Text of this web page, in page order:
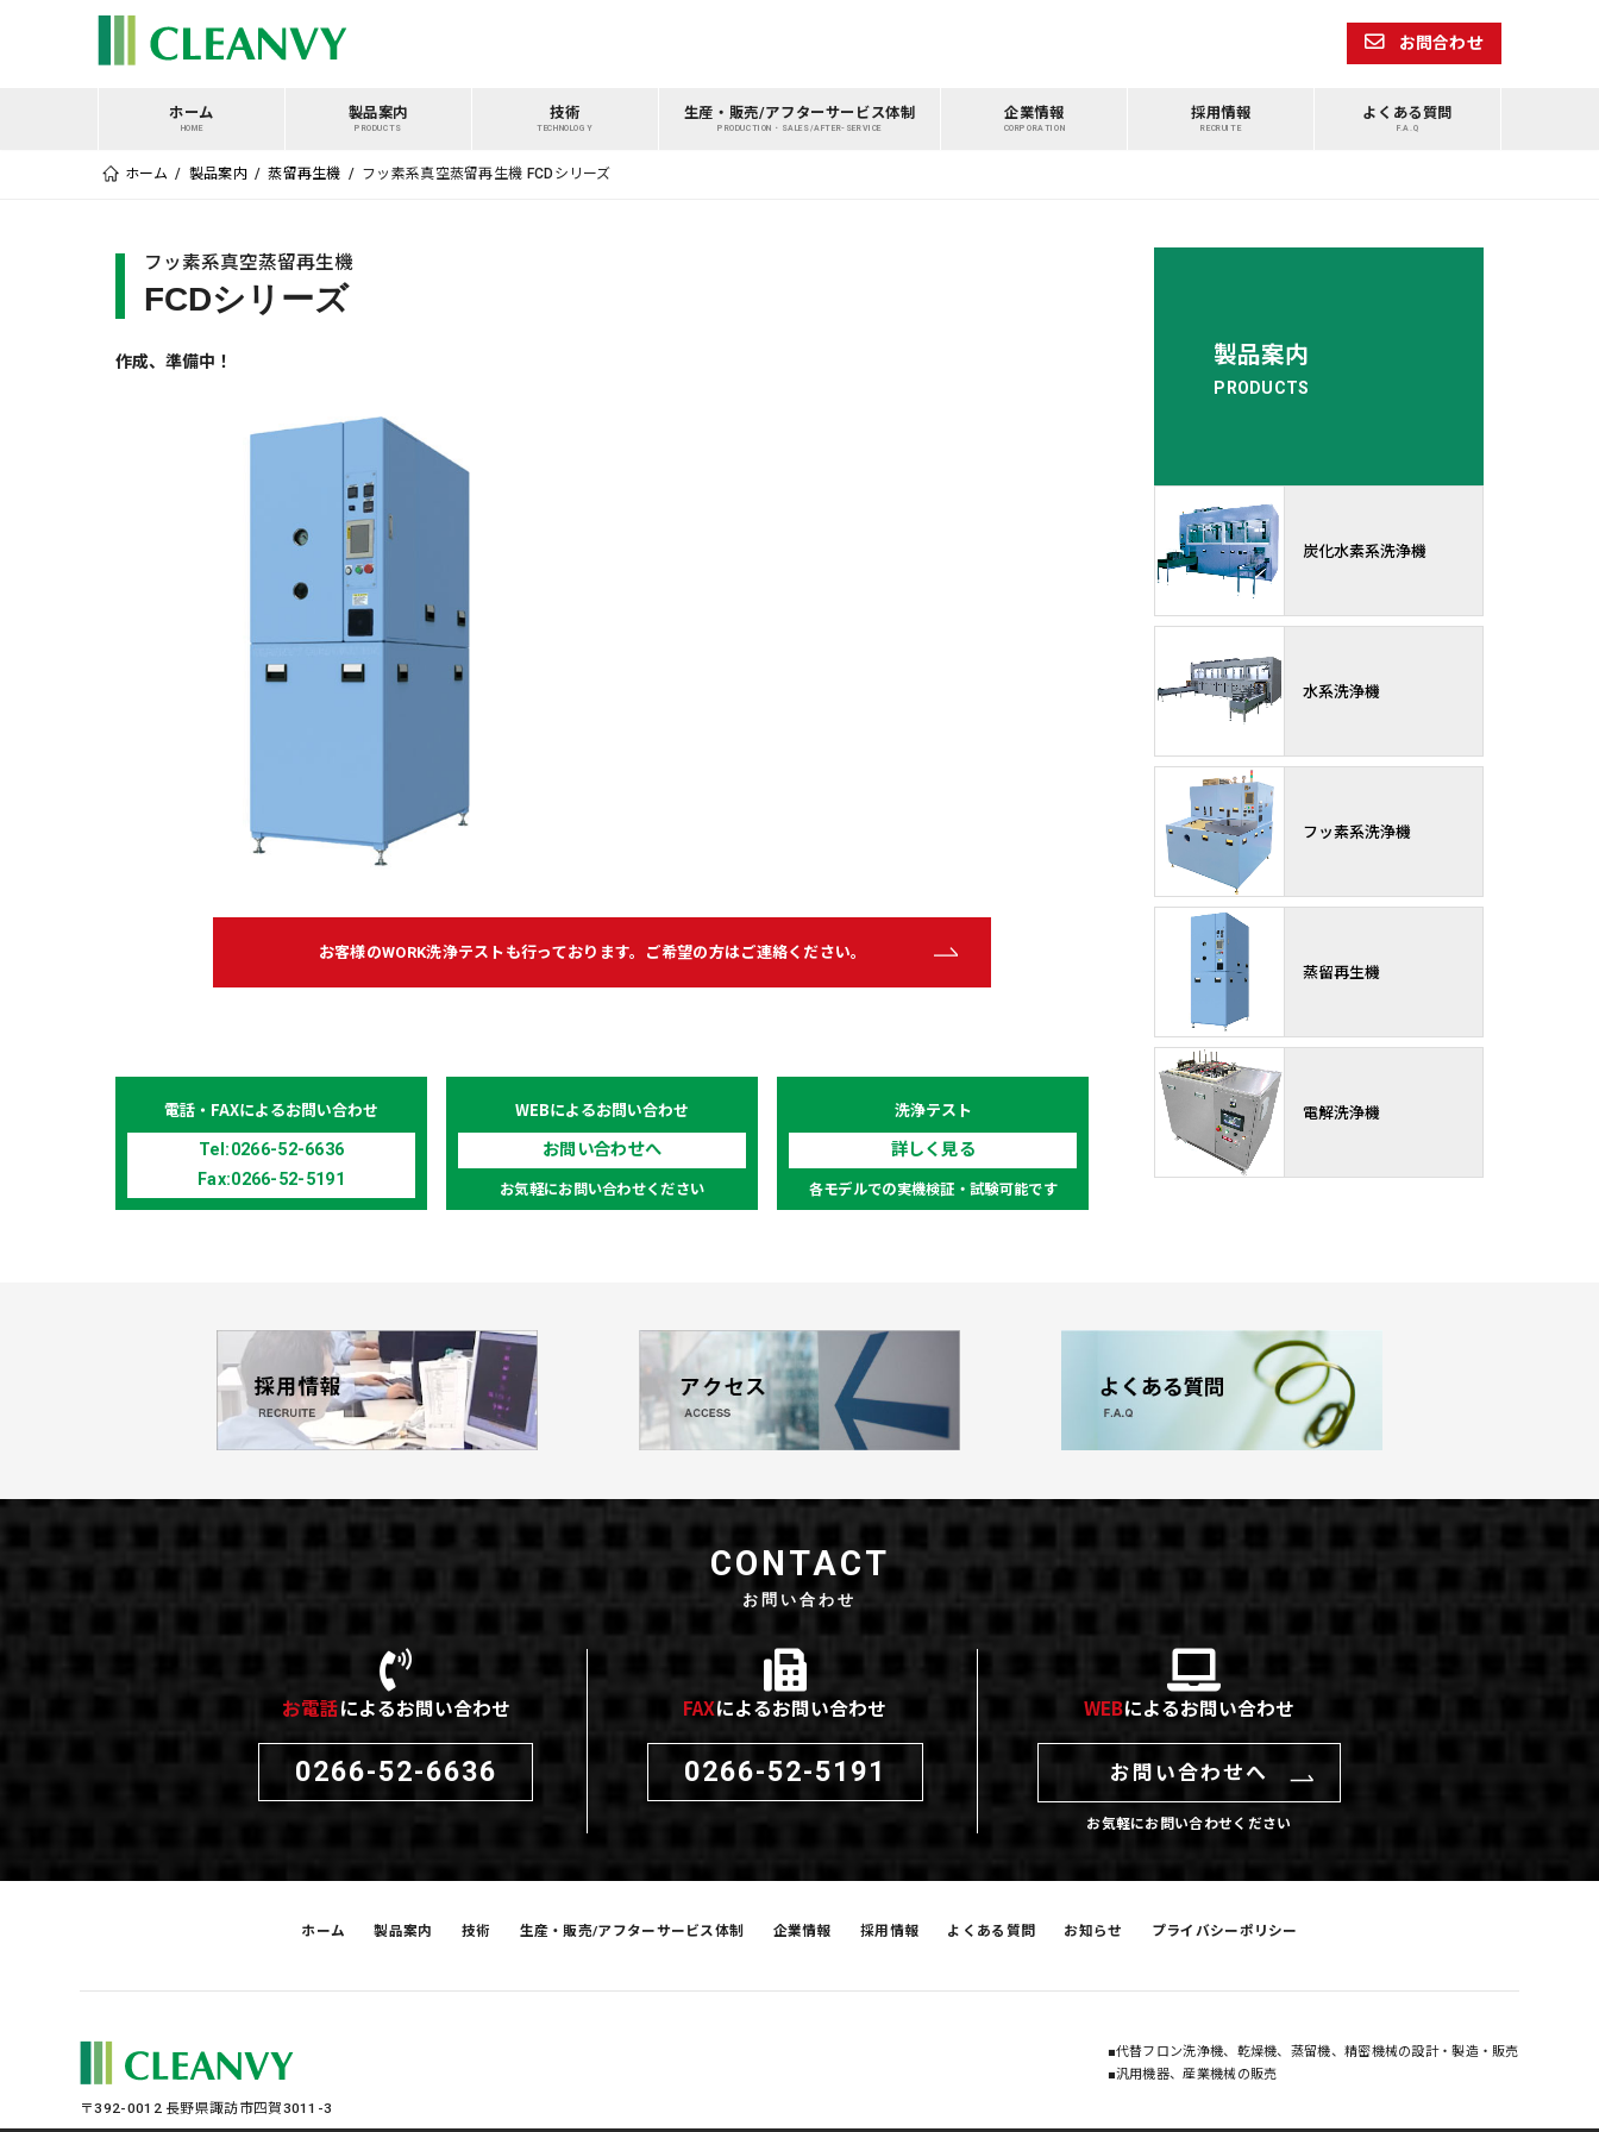
お問合わせ
ホーム
HOME
製品案内
PRODUCTS
技術
TECHNOLOGY
生産・販売/アフターサービス体制
PRODUCTION・SALES/AFTER-SERVICE
企業情報
CORPORATION
採用情報
RECRUITE
よくある質問
F.A.Q
ホーム 製品案内 蒸留再生機 フッ素系真空蒸留再生機 FCDシリーズ
フッ素系真空蒸留再生機
FCDシリーズ
作成、準備中！
お客様のWORK洗浄テストも行っております。 ご希望の方はご連絡ください。
電話・FAXによるお問い合わせ
Tel:0266-52-6636
Fax:0266-52-5191
WEBによるお問い合わせ
お問い合わせへ
お気軽にお問い合わせください
洗浄テスト
詳しく見る
各モデルでの実機検証・試験可能です
製品案内
PRODUCTS
炭化水素系洗浄機
水系洗浄機
フッ素系洗浄機
蒸留再生機
電解洗浄機
CONTACT
お問い合わせ
お電話によるお問い合わせ
0266-52-6636
FAXによるお問い合わせ
0266-52-5191
WEBによるお問い合わせ
お問い合わせへ
お気軽にお問い合わせください
ホーム 製品案内 技術 生産・販売/アフターサービス体制 企業情報 採用情報 よくある質問 お知らせ プライバシーポリシー
〒392-0012 長野県諏訪市四賀3011-3
■代替フロン洗浄機、乾燥機、蒸留機、精密機械の設計・製造・販売
■汎用機器、産業機械の販売